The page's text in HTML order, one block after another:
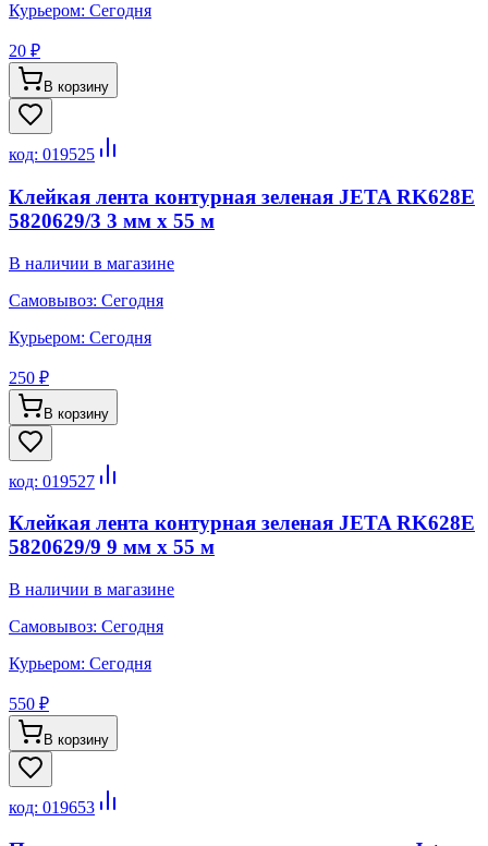
Курьером: Сегодня
20 ₽
В корзину
код: 019525
Клейкая лента контурная зеленая JETA RK628E
5820629/3 3 мм х 55 м
В наличии в магазине
Самовывоз: Сегодня
Курьером: Сегодня
250 ₽
В корзину
код: 019527
Клейкая лента контурная зеленая JETA RK628E
5820629/9 9 мм x 55 м
В наличии в магазине
Самовывоз: Сегодня
Курьером: Сегодня
550 ₽
В корзину
код: 019653